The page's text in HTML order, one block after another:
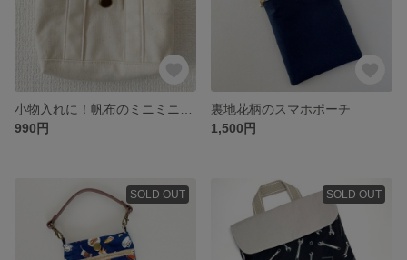
990円
裏地花柄のスマホポーチ
1,500円
SOLD OUT SOLD OUT